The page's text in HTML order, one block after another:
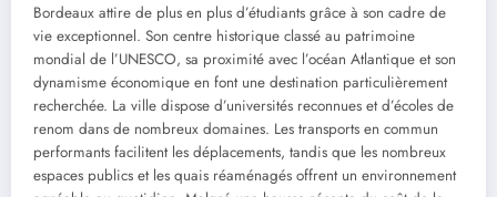
Bordeaux attire de plus en plus d’étudiants grâce à son cadre de
vie exceptionnel. Son centre historique classé au patrimoine
mondial de l’UNESCO, sa proximité avec l’océan Atlantique et son
dynamisme économique en font une destination particulièrement
recherchée. La ville dispose d’universités reconnues et d’écoles de
renom dans de nombreux domaines. Les transports en commun
performants facilitent les déplacements, tandis que les nombreux
espaces publics et les quais réaménagés offrent un environnement